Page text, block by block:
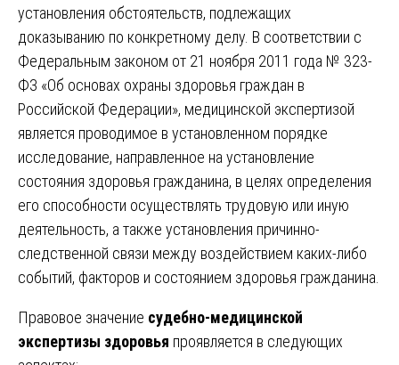
установления обстоятельств, подлежащих
доказыванию по конкретному делу. В соответствии с
Федеральным законом от 21 ноября 2011 года № 323-
ФЗ «Об основах охраны здоровья граждан в
Российской Федерации», медицинской экспертизой
является проводимое в установленном порядке
исследование, направленное на установление
состояния здоровья гражданина, в целях определения
его способности осуществлять трудовую или иную
деятельность, а также установления причинно-
следственной связи между воздействием каких-либо
событий, факторов и состоянием здоровья гражданина.
Правовое значение судебно-медицинской
экспертизы здоровья проявляется в следующих